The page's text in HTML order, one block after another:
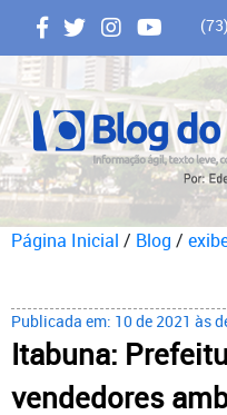
Página Inicial / Blog /
Publicada em: 10 de 2021 às
Itabuna:
vendedores